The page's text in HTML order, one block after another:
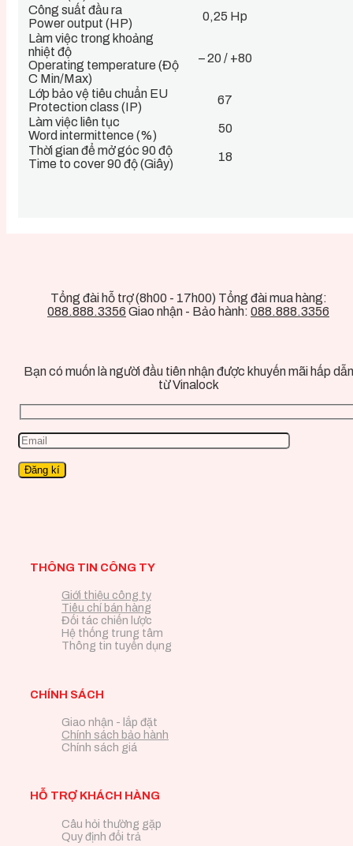
Công suất đầu ra
Power output (HP)
0,25 Hp
Làm việc trong khoảng
nhiệt độ
Operating temperature (Độ
C Min/Max)
– 20 / +80
Lớp bảo vệ tiêu chuẩn EU
Protection class (IP)
67
Làm việc liên tục
Word intermittence (%)
50
Thời gian để mở góc 90 độ
Time to cover 90 độ (Giây)
18
Tổng đài hỗ trợ (8h00 - 17h00) Tổng đài mua hàng:
088.888.3356 Giao nhận - Bảo hành: 088.888.3356
Bạn có muốn là người đầu tiên nhận được khuyến mãi hấp dẫn
từ Vinalock
THÔNG TIN CÔNG TY
Giới thiệu công ty
Tiêu chí bán hàng
Đối tác chiến lược
Hệ thống trung tâm
Thông tin tuyển dụng
CHÍNH SÁCH
Giao nhận - lắp đặt
Chính sách bảo hành
Chính sách giá
HỖ TRỢ KHÁCH HÀNG
Câu hỏi thường gặp
Quy định đổi trả